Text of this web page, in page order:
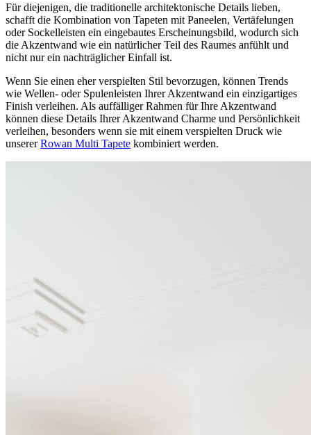
Für diejenigen, die traditionelle architektonische Details lieben,
schafft die Kombination von Tapeten mit Paneelen, Vertäfelungen
oder Sockelleisten ein eingebautes Erscheinungsbild, wodurch sich
die Akzentwand wie ein natürlicher Teil des Raumes anfühlt und
nicht nur ein nachträglicher Einfall ist.
Wenn Sie einen eher verspielten Stil bevorzugen, können Trends
wie Wellen- oder Spulenleisten Ihrer Akzentwand ein einzigartiges
Finish verleihen. Als auffälliger Rahmen für Ihre Akzentwand
können diese Details Ihrer Akzentwand Charme und Persönlichkeit
verleihen, besonders wenn sie mit einem verspielten Druck wie
unsererRowan Multi Tapete kombiniert werden.